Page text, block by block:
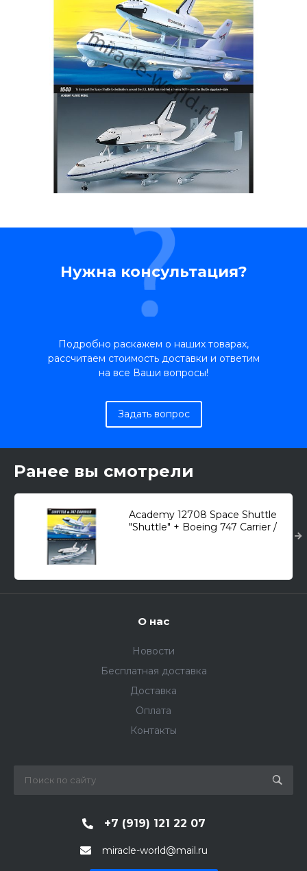
Нужна консультация?
Подробно раскажем о наших товарах,
рассчитаем стоимость доставки и ответим
на все Ваши вопросы!
Задать вопрос
Ранее вы смотрели
Academy 12708 Space Shuttle
"Shuttle" + Boeing 747 Carrier /
О нас
Новости
Бесплатная доставка
Доставка
Оплата
Контакты
+7 (919) 121 22 07
miracle-world@mail.ru